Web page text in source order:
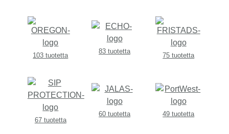
103 tuotetta
83 tuotetta
75 tuotetta
67 tuotetta
60 tuotetta 49 tuotetta